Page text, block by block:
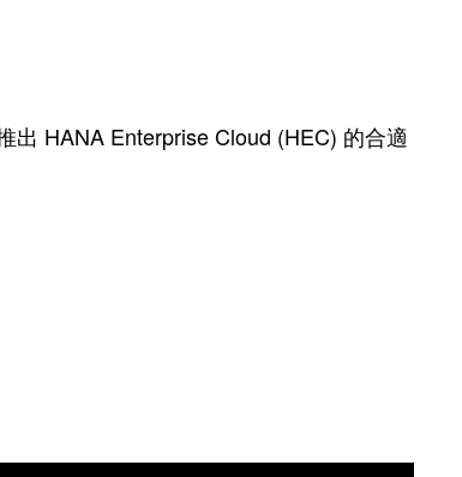
出 HANA Enterprise Cloud (HEC) 的合適